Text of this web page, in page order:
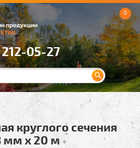
продукции
STIHL
05-27
0
круглого сечения
мм х 20 м